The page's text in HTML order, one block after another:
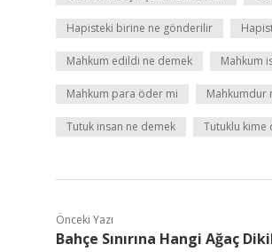
Hapisteki birine ne gönderilir
Mahkum edildi ne demek Mahkum
Mahkum para öder mi Mahkumdur
Tutuk insan ne demek Tutuklu kime
Önceki Yazı
Bahçe Sınırına Hangi Ağaç